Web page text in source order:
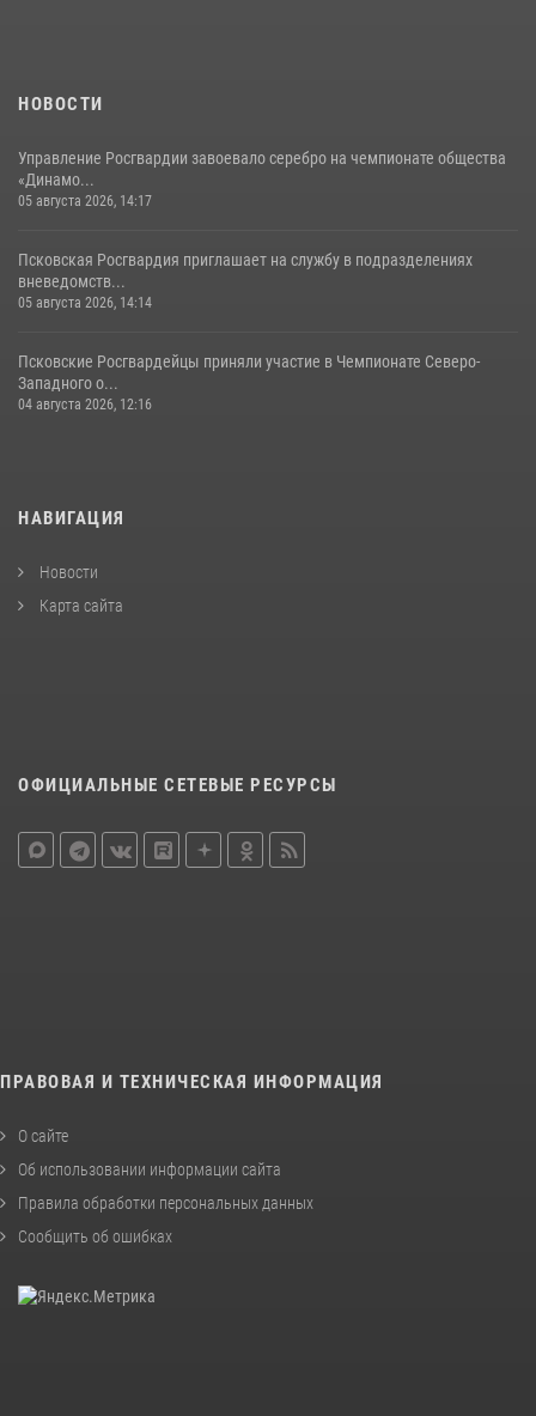
22 июля 2026, 10:19
НОВОСТИ
Управление Росгвардии завоевало серебро на чемпионате общества
«Динамо...
05 августа 2026, 14:17
Псковская Росгвардия приглашает на службу в подразделениях
вневедомств...
05 августа 2026, 14:14
Псковские Росгвардейцы приняли участие в Чемпионате Северо-
Западного о...
04 августа 2026, 12:16
НАВИГАЦИЯ
Новости
Карта сайта
ОФИЦИАЛЬНЫЕ СЕТЕВЫЕ РЕСУРСЫ
ПРАВОВАЯ И ТЕХНИЧЕСКАЯ ИНФОРМАЦИЯ
О сайте
Об использовании информации сайта
Правила обработки персональных данных
Сообщить об ошибках